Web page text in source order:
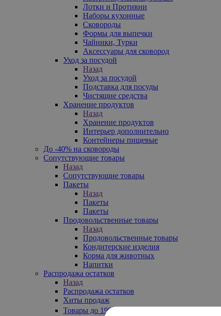
Лотки и Противни
Наборы кухонные
Сковороды
Формы для выпечки
Чайники, Турки
Аксессуары для сковород
Уход за посудой
Назад
Уход за посудой
Подставка для посуды
Чистящие средства
Хранение продуктов
Назад
Хранение продуктов
Интерьер дополнительно
Контейнеры пищевые
До -40% на сковороды
Сопутствующие товары
Назад
Сопутствующие товары
Пакеты
Назад
Пакеты
Пакеты
Продовольственные товары
Назад
Продовольственные товары
Кондитерские изделия
Корма для животных
Напитки
Распродажа остатков
Назад
Распродажа остатков
Хиты продаж
Товары до 199₽